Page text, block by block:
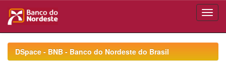
navigationDSpace - BNB - Banco do Nordeste do Brasil